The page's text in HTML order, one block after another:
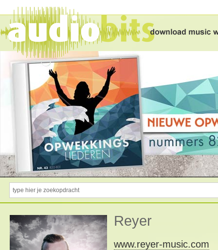
Reyer
www.reyer-music.com